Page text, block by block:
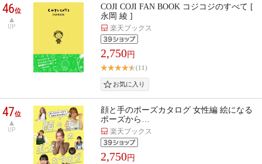
46位
UP
COJI COJI FAN BOOK コジコジのすべて [
永岡 綾 ]
楽天ブックス
2,750円
(11)
47位
UP
顔と手のポーズカタログ 女性編 絵になる
ポーズから…
楽天ブックス
2,750円